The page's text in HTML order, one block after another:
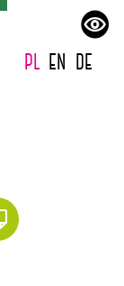
pl en de